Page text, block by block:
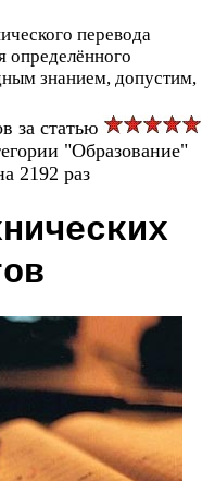
перевода
определённого
знанием, допустим,
за статью
"Образование"
2192 раз